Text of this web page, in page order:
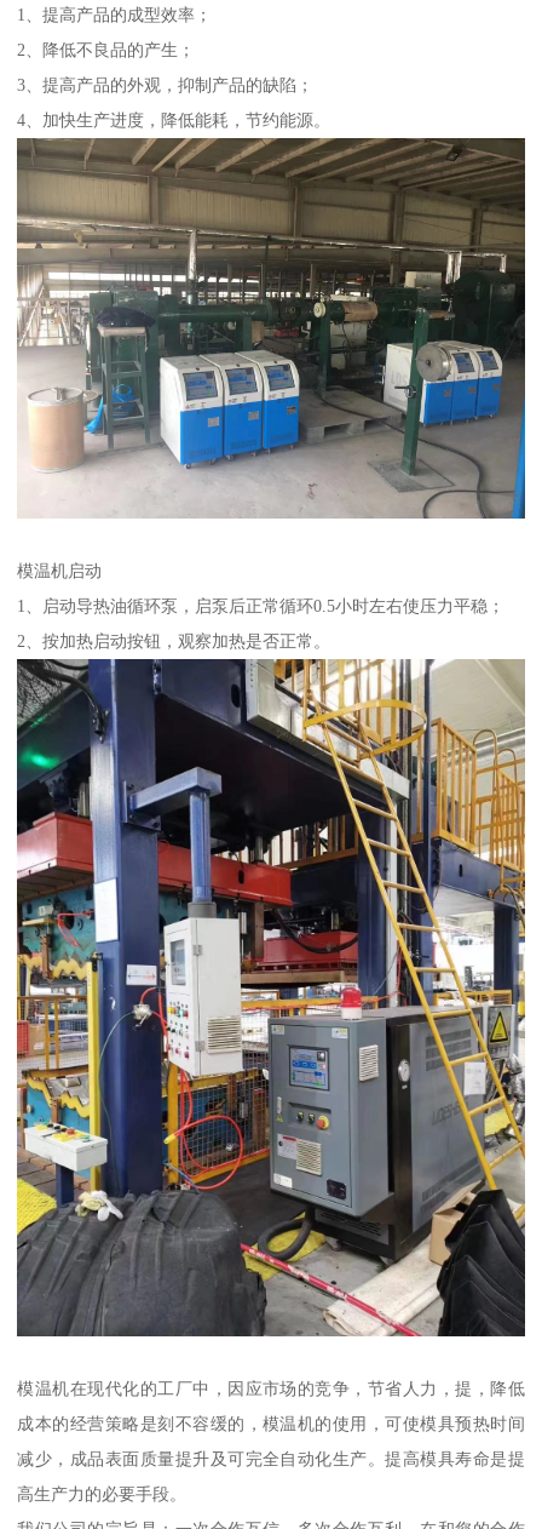
1、提高产品的成型效率；
2、降低不良品的产生；
3、提高产品的外观，抑制产品的缺陷；
4、加快生产进度，降低能耗，节约能源。
模温机启动
1、启动导热油循环泵，启泵后正常循环0.5小时左右使压力平稳；
2、按加热启动按钮，观察加热是否正常。
模温机在现代化的工厂中，因应市场的竞争，节省人力，提，降低
成本的经营策略是刻不容缓的，模温机的使用，可使模具预热时间
减少，成品表面质量提升及可完全自动化生产。提高模具寿命是提
高生产力的必要手段。